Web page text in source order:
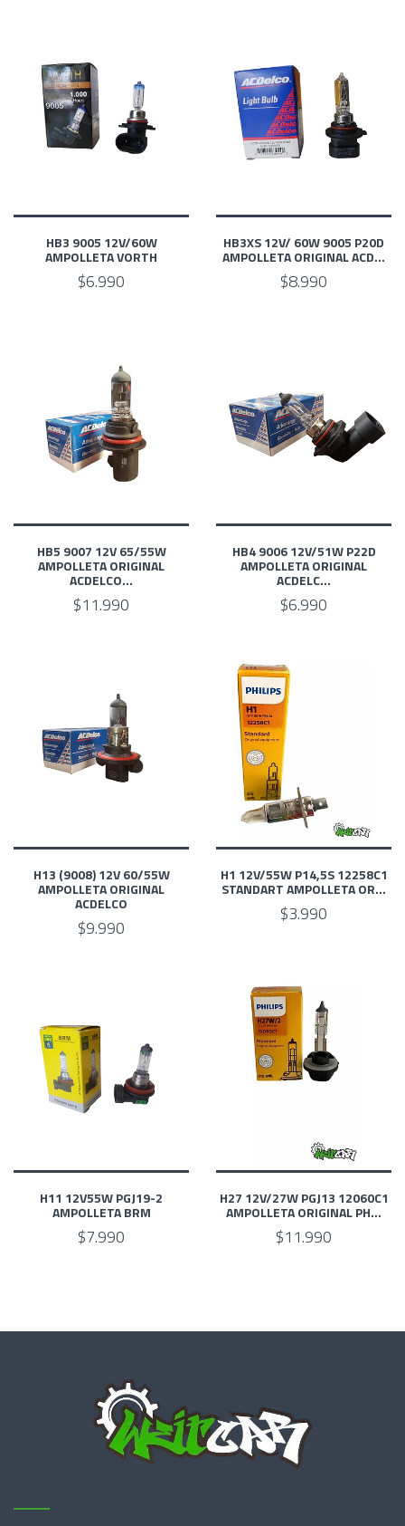
HB3 9005 12V/60W
AMPOLLETA VORTH
$6.990
HB3XS 12V/ 60W 9005 P20D
AMPOLLETA ORIGINAL ACD...
$8.990
HB5 9007 12V 65/55W
AMPOLLETA ORIGINAL
ACDELCO...
$11.990
HB4 9006 12V/51W P22D
AMPOLLETA ORIGINAL
ACDELC...
$6.990
H13 (9008) 12V 60/55W
AMPOLLETA ORIGINAL
ACDELCO
$9.990
H1 12V/55W P14,5S 12258C1
STANDART AMPOLLETA OR...
$3.990
H11 12V55W PGJ19-2
AMPOLLETA BRM
$7.990
H27 12V/27W PGJ13 12060C1
AMPOLLETA ORIGINAL PH...
$11.990